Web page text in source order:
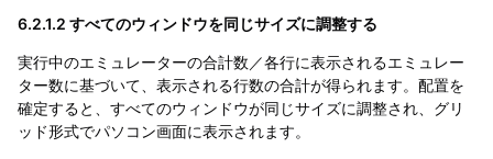
6.2.1.2 すべてのウィンドウを同じサイズに調整する
実行中のエミュレーターの合計数／各行に表示されるエミュレー
ター数に基づいて、表示される行数の合計が得られます。配置を
確定すると、すべてのウィンドウが同じサイズに調整され、グリ
ッド形式でパソコン画面に表示されます。